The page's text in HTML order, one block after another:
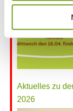
Aktuelles zu
2026